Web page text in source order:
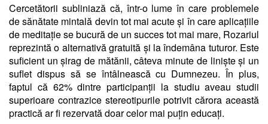
Cercetătorii subliniază că, într-o lume în care problemele
de sănătate mintală devin tot mai acute și în care aplicațiile
de meditație se bucură de un succes tot mai mare, Rozariul
reprezintă o alternativă gratuită și la îndemâna tuturor. Este
suficient un șirag de mătănii, câteva minute de liniște și un
suflet dispus să se întâlnească cu Dumnezeu. În plus,
faptul că 62% dintre participanții la studiu aveau studii
superioare contrazice stereotipurile potrivit cărora această
practică ar fi rezervată doar celor mai puțin educați.